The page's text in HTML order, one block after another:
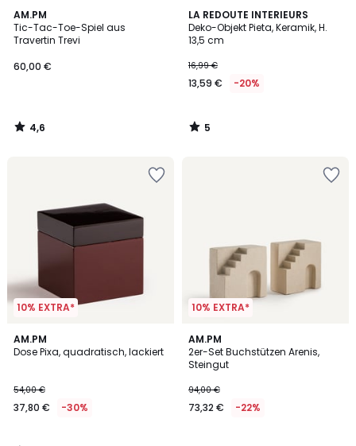
AM.PM
Tic-Tac-Toe-Spiel aus
Travertin Trevi
60,00 €
4,6
/ 5
4,6
/
LA REDOUTE INTERIEURS
Deko-Objekt Pieta, Keramik, H.
13,5 cm
16,99 €
13,59 € -20%
5
/
5
5
/
10% EXTRA*
AM.PM
Dose Pixa, quadratisch, lackiert
54,00 €
37,80 € -30%
5
/
10% EXTRA*
AM.PM
2er-Set Buchstützen Arenis,
Steingut
94,00 €
73,32 € -22%